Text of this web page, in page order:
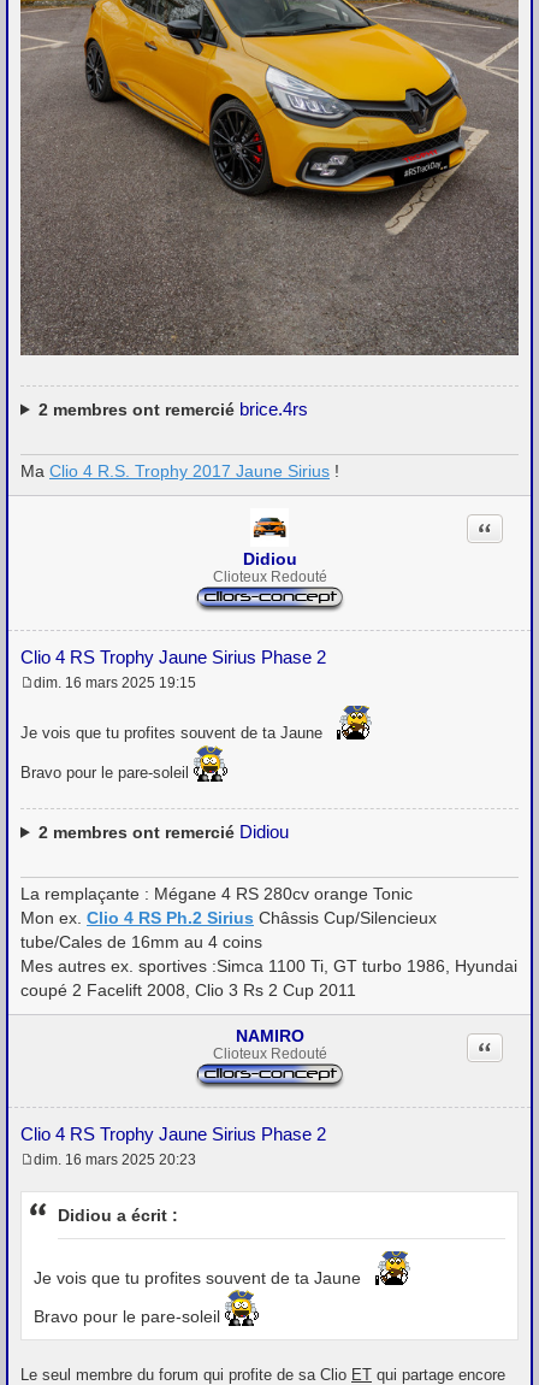
2membres ont remercié brice.4rs
Ma Clio 4 R.S. Trophy 2017 Jaune Sirius !
Didiou
Clioteux Redouté
Clio 4 RS Trophy Jaune Sirius Phase 2
Citation
s
g
dim. 16 mars 2025 19:15
Je vois que tu profites souvent de ta Jaune
Bravo pour le pare-soleil
2membres ont remercié Didiou
La remplaçante : Mégane 4 RS 280cv orange Tonic
Mon ex. Clio 4 RS Ph.2 Sirius Châssis Cup/Silencieux
tube/Cales de 16mm au 4 coins
Mes autres ex. sportives :Simca 1100 Ti, GT turbo 1986, Hyundai
coupé 2 Facelift 2008, Clio 3 Rs 2 Cup 2011
NAMIRO
Clioteux Redouté
Clio 4 RS Trophy Jaune Sirius Phase 2
Citation
e
s
e
dim. 16 mars 2025 20:23
Didiou a écrit :
Je vois que tu profites souvent de ta Jaune
Bravo pour le pare-soleil
Le seul membre du forum qui profite de sa Clio ET qui partage encore